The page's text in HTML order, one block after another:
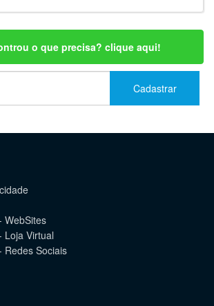
o que precisa? clique aqui!
Cadastrar
WebSites
Loja Virtual
Redes Sociais